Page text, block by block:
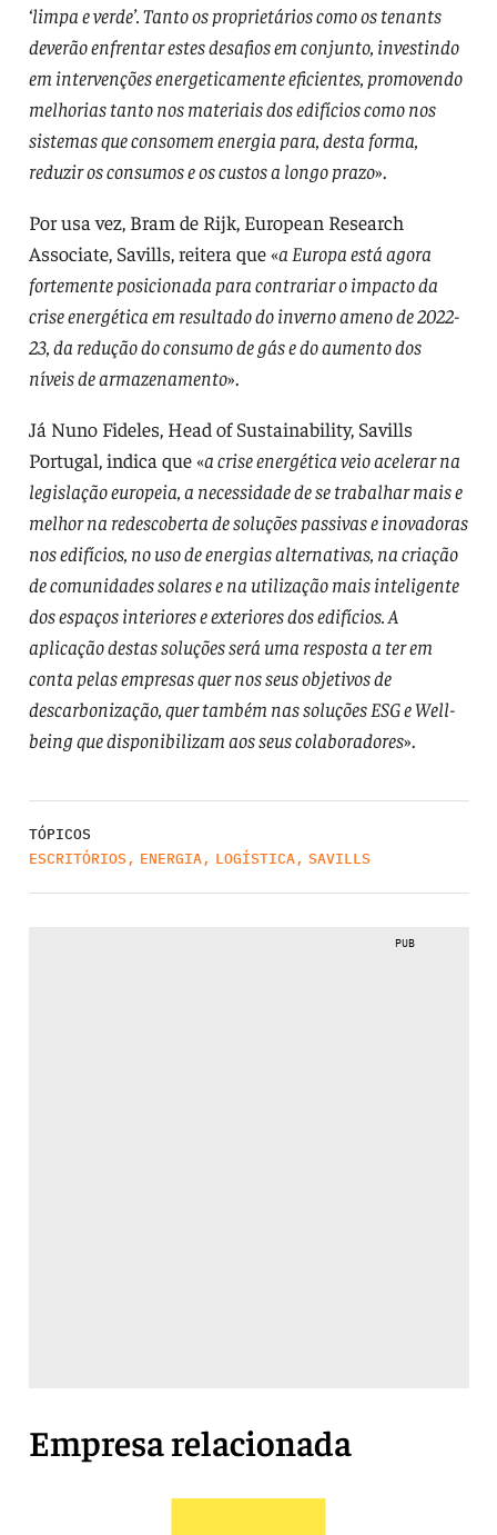
‘limpa e verde’. Tanto os proprietários como os tenants
deverão enfrentar estes desafios em conjunto, investindo
em intervenções energeticamente eficientes, promovendo
melhorias tanto nos materiais dos edifícios como nos
sistemas que consomem energia para, desta forma,
reduzir os consumos e os custos a longo prazo».
Por usa vez, Bram de Rijk, European Research
Associate, Savills, reitera que «a Europa está agora
fortemente posicionada para contrariar o impacto da
crise energética em resultado do inverno ameno de 2022-
23, da redução do consumo de gás e do aumento dos
níveis de armazenamento».
Já Nuno Fideles, Head of Sustainability, Savills
Portugal, indica que «a crise energética veio acelerar na
legislação europeia, a necessidade de se trabalhar mais e
melhor na redescoberta de soluções passivas e inovadoras
nos edifícios, no uso de energias alternativas, na criação
de comunidades solares e na utilização mais inteligente
dos espaços interiores e exteriores dos edifícios. A
aplicação destas soluções será uma resposta a ter em
conta pelas empresas quer nos seus objetivos de
descarbonização, quer também nas soluções ESG e Well-
being que disponibilizam aos seus colaboradores».
TÓPICOS
ESCRITÓRIOS , ENERGIA, LOGÍSTICA, SAVILLS
PUB
Empresa relacionada